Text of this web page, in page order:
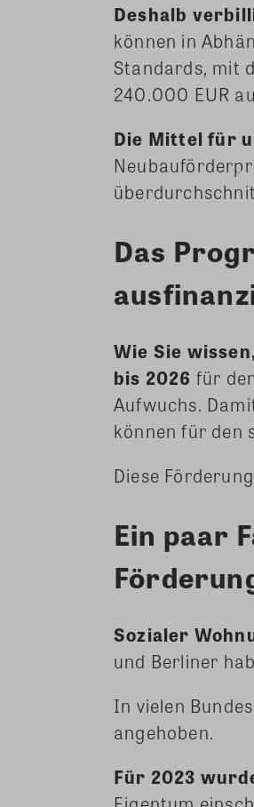
Deshalb
können in
Standards, mit
240.000 EUR
Die Mittel für
Das
Wie Sie
bis 2026 für
Aufwuchs.
können für den
Diese
Ein paar
Sozialer
und Berliner
In vielen
angehoben.
Für 2023